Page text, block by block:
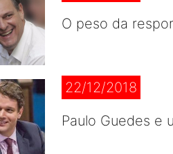
O peso da
22/12/2018
Paulo Guedes e